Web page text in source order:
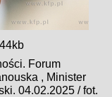
Forum
, Minister
04.02.2025 / fot.